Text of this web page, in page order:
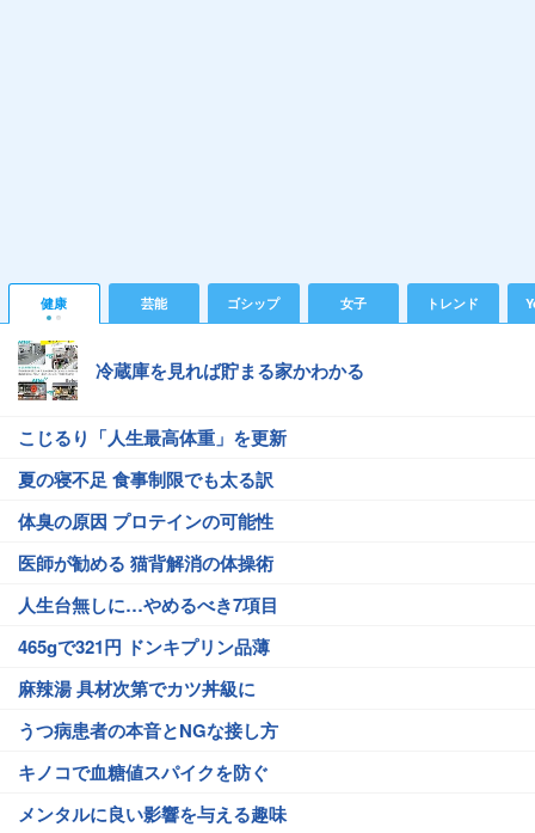
健康 芸能 ゴシップ 女子 トレンド
冷蔵庫を見れば貯まる家かわかる
こじるり「人生最高体重」を更新
夏の寝不足 食事制限でも太る訳
体臭の原因 プロテインの可能性
医師が勧める 猫背解消の体操術
人生台無しに…やめるべき7項目
465gで321円 ドンキプリン品薄
麻辣湯 具材次第でカツ丼級に
うつ病患者の本音とNGな接し方
キノコで血糖値スパイクを防ぐ
メンタルに良い影響を与える趣味